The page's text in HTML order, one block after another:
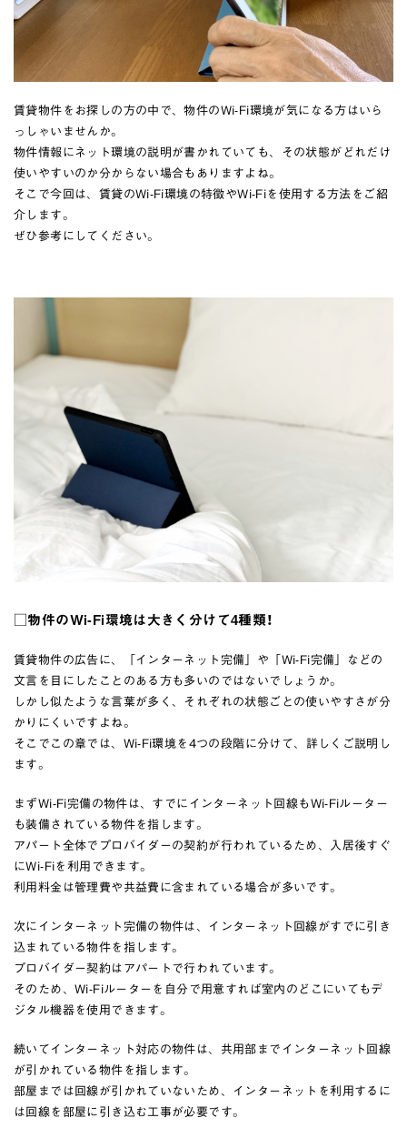
賃貸物件をお探しの方の中で、物件のWi-Fi環境が気になる方はいら
っしゃいませんか。
物件情報にネット環境の説明が書かれていても、その状態がどれだけ
使いやすいのか分からない場合もありますよね。
そこで今回は、賃貸のWi-Fi環境の特徴やWi-Fiを使用する方法をご紹
介します。
ぜひ参考にしてください。
□物件のWi-Fi環境は大きく分けて4種類！
賃貸物件の広告に、「インターネット完備」や「Wi-Fi完備」などの
文言を目にしたことのある方も多いのではないでしょうか。
しかし似たような言葉が多く、それぞれの状態ごとの使いやすさが分
かりにくいですよね。
そこでこの章では、Wi-Fi環境を4つの段階に分けて、詳しくご説明し
ます。
まずWi-Fi完備の物件は、すでにインターネット回線もWi-Fiルーター
も装備されている物件を指します。
アパート全体でプロバイダーの契約が行われているため、入居後すぐ
にWi-Fiを利用できます。
利用料金は管理費や共益費に含まれている場合が多いです。
次にインターネット完備の物件は、インターネット回線がすでに引き
込まれている物件を指します。
プロバイダー契約はアパートで行われています。
そのため、Wi-Fiルーターを自分で用意すれば室内のどこにいてもデ
ジタル機器を使用できます。
続いてインターネット対応の物件は、共用部までインターネット回線
が引かれている物件を指します。
部屋までは回線が引かれていないため、インターネットを利用するに
は回線を部屋に引き込む工事が必要です。